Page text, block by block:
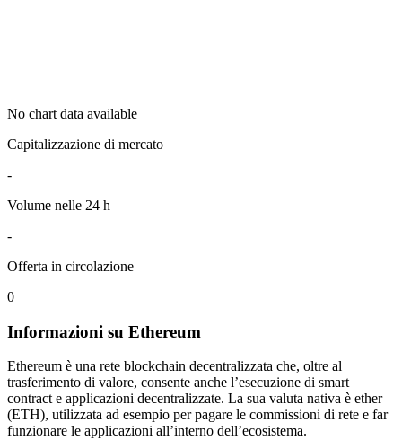
No chart data available
Capitalizzazione di mercato
-
Volume nelle 24 h
-
Offerta in circolazione
0
Informazioni su Ethereum
Ethereum è una rete blockchain decentralizzata che, oltre al
trasferimento di valore, consente anche l’esecuzione di smart
contract e applicazioni decentralizzate. La sua valuta nativa è ether
(ETH), utilizzata ad esempio per pagare le commissioni di rete e far
funzionare le applicazioni all’interno dell’ecosistema.